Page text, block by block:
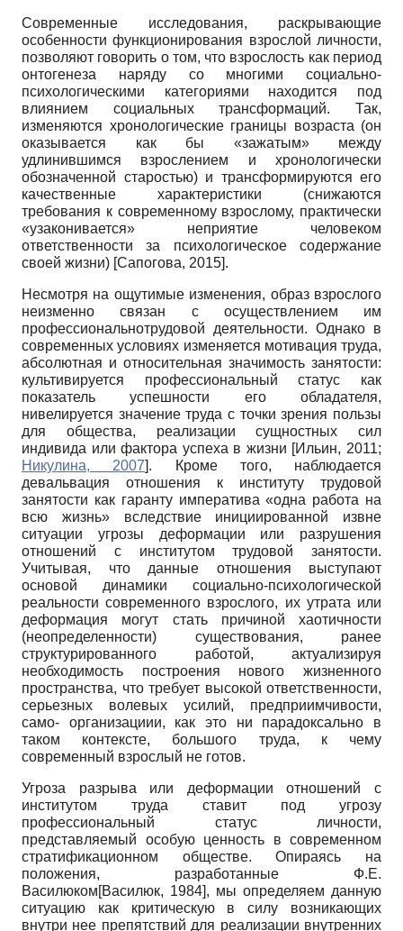
Современные исследования, раскрывающие
особенности функционирования взрослой личности,
позволяют говорить о том, что взрослость как период
онтогенеза наряду со многими социально-
психологическими категориями находится под
влиянием социальных трансформаций. Так,
изменяются хронологические границы возраста (он
оказывается как бы «зажатым» между
удлинившимся взрослением и хронологически
обозначенной старостью) и трансформируются его
качественные характеристики (снижаются
требования к современному взрослому, практически
«узаконивается» неприятие человеком
ответственности за психологическое содержание
своей жизни) [Сапогова, 2015].
Несмотря на ощутимые изменения, образ взрослого
неизменно связан с осуществлением им
профессионально­трудовой деятельности. Однако в
современных условиях изменяется мотивация труда,
абсолютная и относительная значимость занятости:
культивируется профессиональный статус как
показатель успешности его обладателя,
нивелируется значение труда с точки зрения пользы
для общества, реализации сущностных сил
индивида или фактора успеха в жизни [Ильин, 2011;
Никулина, 2007]. Кроме того, наблюдается
девальвация отношения к институту трудовой
занятости как гаранту императива «одна работа на
всю жизнь» вследствие инициированной извне
ситуации угрозы деформации или разрушения
отношений с институтом трудовой занятости.
Учитывая, что данные отношения выступают
основой динамики социально-психологической
реальности современного взрослого, их утрата или
деформация могут стать причиной хаотичности
(неопределенности) существования, ранее
структурированного работой, актуализируя
необходимость построения нового жизненного
пространства, что требует высокой ответственности,
серьезных волевых усилий, предприимчивости,
само- организациии, как это ни парадоксально в
таком контексте, большого труда, к чему
современный взрослый не готов.
Угроза разрыва или деформации отношений с
институтом труда ставит под угрозу
профессиональный статус личности,
представляемый особую ценность в современном
стратификационном обществе. Опираясь на
положения, разработанные Ф.Е.
Василюком[Василюк, 1984], мы определяем данную
ситуацию как критическую в силу возникающих
внутри нее препятствий для реализации внутренних